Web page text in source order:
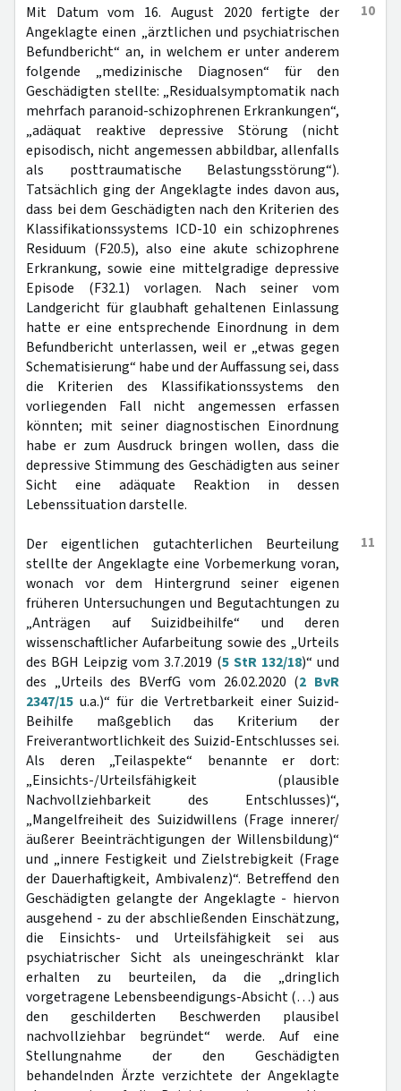
10
Mit Datum vom 16. August 2020 fertigte der
Angeklagte einen „ärztlichen und psychiatrischen
Befundbericht“ an, in welchem er unter anderem
folgende „medizinische Diagnosen“ für den
Geschädigten stellte: „Residualsymptomatik nach
mehrfach paranoid-schizophrenen Erkrankungen“,
„adäquat reaktive depressive Störung (nicht
episodisch, nicht angemessen abbildbar, allenfalls
als posttraumatische Belastungsstörung“).
Tatsächlich ging der Angeklagte indes davon aus,
dass bei dem Geschädigten nach den Kriterien des
Klassifikationssystems ICD-10 ein schizophrenes
Residuum (F20.5), also eine akute schizophrene
Erkrankung, sowie eine mittelgradige depressive
Episode (F32.1) vorlagen. Nach seiner vom
Landgericht für glaubhaft gehaltenen Einlassung
hatte er eine entsprechende Einordnung in dem
Befundbericht unterlassen, weil er „etwas gegen
Schematisierung“ habe und der Auffassung sei, dass
die Kriterien des Klassifikationssystems den
vorliegenden Fall nicht angemessen erfassen
könnten; mit seiner diagnostischen Einordnung
habe er zum Ausdruck bringen wollen, dass die
depressive Stimmung des Geschädigten aus seiner
Sicht eine adäquate Reaktion in dessen
Lebenssituation darstelle.
11
Der eigentlichen gutachterlichen Beurteilung
stellte der Angeklagte eine Vorbemerkung voran,
wonach vor dem Hintergrund seiner eigenen
früheren Untersuchungen und Begutachtungen zu
„Anträgen auf Suizidbeihilfe“ und deren
wissenschaftlicher Aufarbeitung sowie des „Urteils
des BGH Leipzig vom 3.7.2019 (5 StR 132/18)“ und
des „Urteils des BVerfG vom 26.02.2020 (2 BvR
2347/15 u.a.)“ für die Vertretbarkeit einer Suizid-
Beihilfe maßgeblich das Kriterium der
Freiverantwortlichkeit des Suizid-Entschlusses sei.
Als deren „Teilaspekte“ benannte er dort:
„Einsichts-/Urteilsfähigkeit (plausible
Nachvollziehbarkeit des Entschlusses)“,
„Mangelfreiheit des Suizidwillens (Frage innerer/
äußerer Beeinträchtigungen der Willensbildung)“
und „innere Festigkeit und Zielstrebigkeit (Frage
der Dauerhaftigkeit, Ambivalenz)“. Betreffend den
Geschädigten gelangte der Angeklagte - hiervon
ausgehend - zu der abschließenden Einschätzung,
die Einsichts- und Urteilsfähigkeit sei aus
psychiatrischer Sicht als uneingeschränkt klar
erhalten zu beurteilen, da die „dringlich
vorgetragene Lebensbeendigungs-Absicht (…) aus
den geschilderten Beschwerden plausibel
nachvollziehbar begründet“ werde. Auf eine
Stellungnahme der den Geschädigten
behandelnden Ärzte verzichtete der Angeklagte